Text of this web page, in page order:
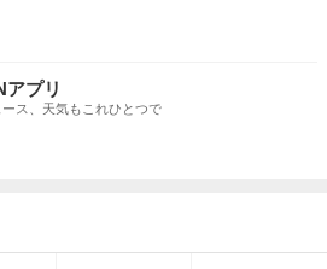
プリ
ス、天気もこれひとつで